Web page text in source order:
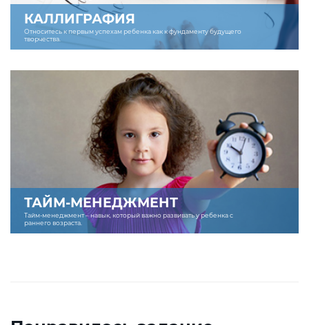
КАЛЛИГРАФИЯ
Относитесь к первым успехам ребенка как к фундаменту будущего
творчества.
ТАЙМ-МЕНЕДЖМЕНТ
Тайм-менеджмент – навык, который важно развивать у ребенка с
раннего возраста.